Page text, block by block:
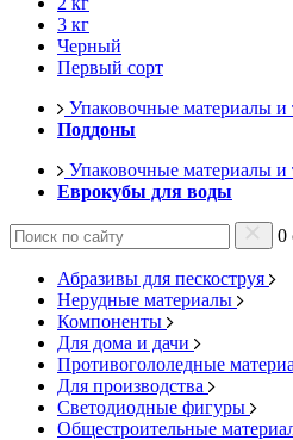
3 кг
Черный
Первый сорт
Упаковочные материалы и
Поддоны
Упаковочные материалы и
Еврокубы для воды
0
Абразивы для пескоструя
Нерудные материалы
Компоненты
Для дома и дачи
Противогололедные
Для производства
Светодиодные фигуры
Общестроительные